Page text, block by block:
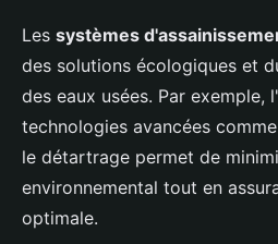
Les systèmes
des solutions écologiques et
des eaux usées. Par exemple,
technologies avancées
le détartrage permet de
environnemental tout en
optimale.